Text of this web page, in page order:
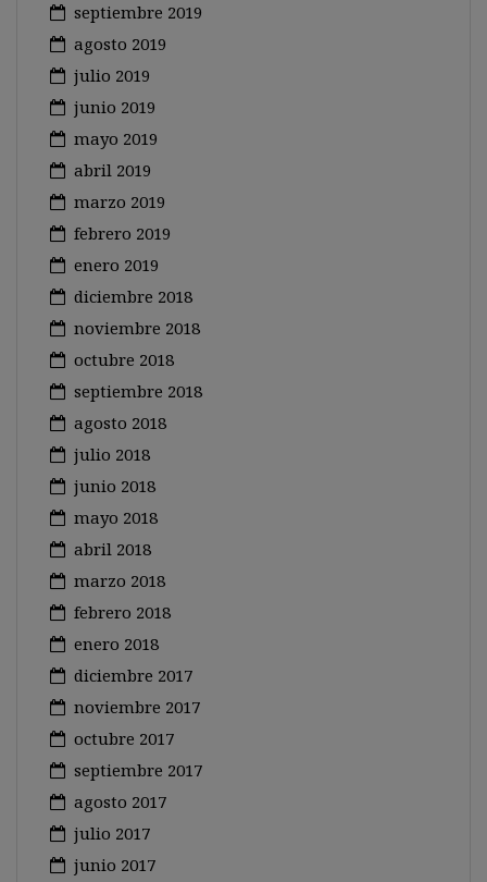
septiembre 2019
agosto 2019
julio 2019
junio 2019
mayo 2019
abril 2019
marzo 2019
febrero 2019
enero 2019
diciembre 2018
noviembre 2018
octubre 2018
septiembre 2018
agosto 2018
julio 2018
junio 2018
mayo 2018
abril 2018
marzo 2018
febrero 2018
enero 2018
diciembre 2017
noviembre 2017
octubre 2017
septiembre 2017
agosto 2017
julio 2017
junio 2017